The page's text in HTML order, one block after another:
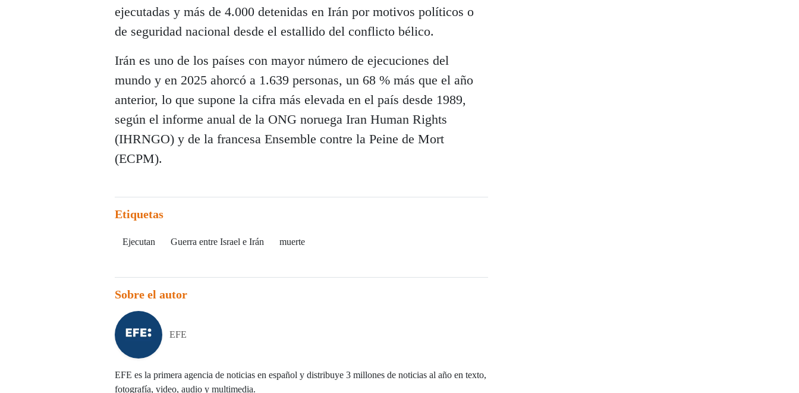
ejecutadas y más de 4.000 detenidas en Irán por motivos políticos o
de seguridad nacional desde el estallido del conflicto bélico.
Irán es uno de los países con mayor número de ejecuciones del
mundo y en 2025 ahorcó a 1.639 personas, un 68 % más que el año
anterior, lo que supone la cifra más elevada en el país desde 1989,
según el informe anual de la ONG noruega Iran Human Rights
(IHRNGO) y de la francesa Ensemble contre la Peine de Mort
(ECPM).
Etiquetas
Ejecutan Guerra entre Israel e Irán muerte
Sobre el autor
EFE
EFE es la primera agencia de noticias en español y distribuye 3 millones de noticias al año en texto,
fotografía, video, audio y multimedia.